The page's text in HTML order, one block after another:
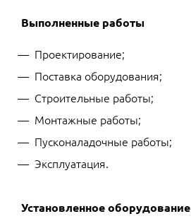
Выполненные работы
Проектирование;
Поставка оборудования;
Строительные работы;
Монтажные работы;
Пусконаладочные работы;
Эксплуатация.
Установленное оборудование